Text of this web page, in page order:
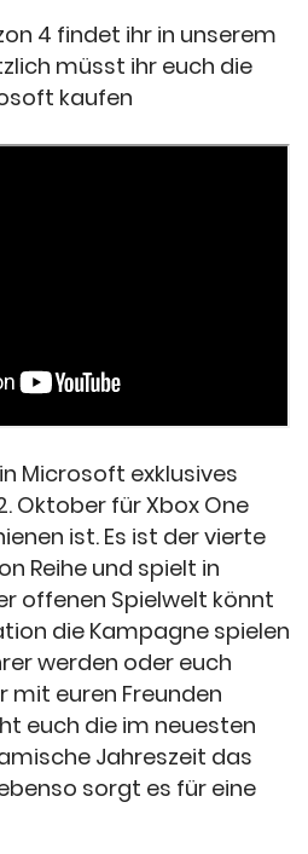
4 findet ihr in unserem
müsst ihr euch die
kaufen
Microsoft exklusives
Oktober für Xbox One
ist. Es ist der vierte
Reihe und spielt in
offenen Spielwelt könnt
die Kampagne spielen
werden oder euch
mit euren Freunden
euch die im neuesten
Jahreszeit das
sorgt es für eine